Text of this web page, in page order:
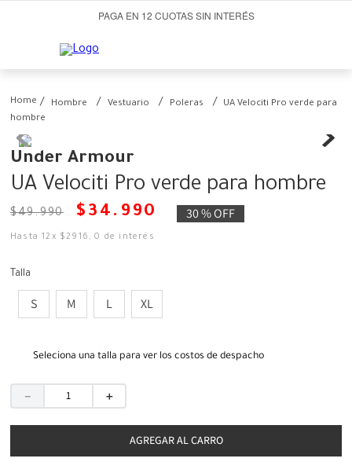
PAGA EN 12 CUOTAS SIN INTERÉS
Hombre Vestuario Poleras
UA Velociti Pro verde para
hombre
Under Armour
UA Velociti Pro verde para hombre
$49.990 $ 34 . 990 30 %OFF
Hasta12 x $2916 ,0 de interés
Talla
S M L XL
Seleciona una talla para ver los costos de despacho
＋
－
AGREGAR AL CARRO